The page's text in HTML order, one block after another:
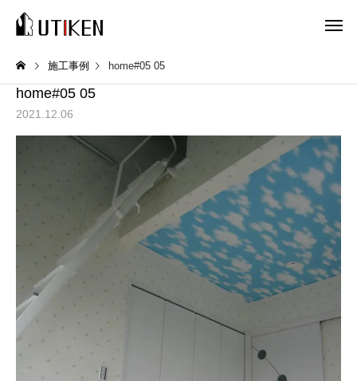
施工事例 home#05 05
home#05 05
2021.12.06